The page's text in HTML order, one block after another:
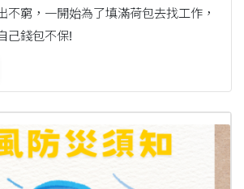
不窮，一開始為了填滿荷包去找工作，
己錢包不保!